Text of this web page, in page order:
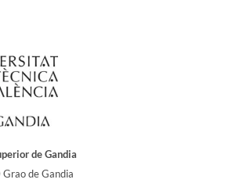
de Gandia
de Gandia